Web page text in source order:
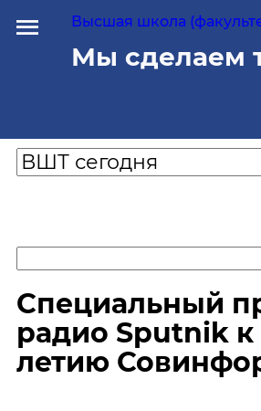
Высшая школа
Мы сделаем
Специальный
радио Sputnik к
летию